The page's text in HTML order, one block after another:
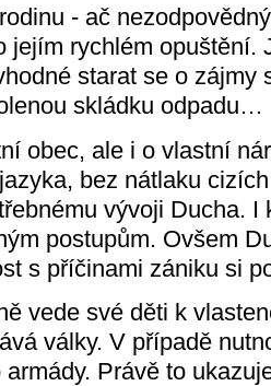
- ač
jejím rychlém opuštění.
starat se o zájmy
skládku odpadu…
obec, ale i o vlastní
bez nátlaku
vývoji Ducha. I
postupům. Ovšem
s příčinami zániku si
vede své děti k
války. V případě
Právě to